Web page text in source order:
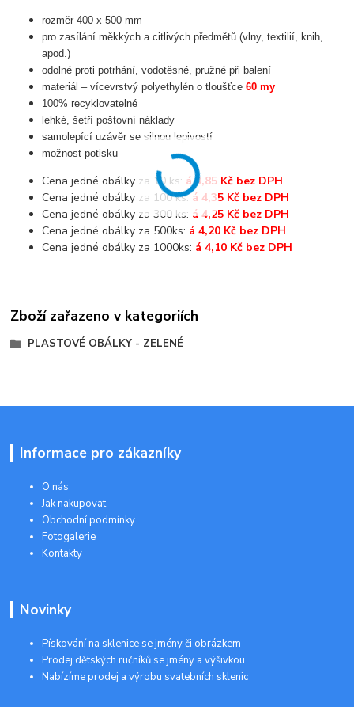
rozměr 400 x 500 mm
pro zasílání měkkých a citlivých předmětů (vlny, textilií, knih,
apod.)
odolné proti potrhání, vodotěsné, pružné při balení
materiál – vícevrstvý polyethylén o tloušťce60 my
100% recyklovatelné
lehké, šetří poštovní náklady
samolepící uzávěr se silnou lepivostí
možnost potisku
Cena jedné obálky za 10 ks: á 4,85 Kč bez DPH
Cena jedné obálky za 100 ks: á 4,35 Kč bez DPH
Cena jedné obálky za 300 ks: á 4,25 Kč bez DPH
Cena jedné obálky za 500ks: á 4,20 Kč bez DPH
Cena jedné obálky za 1000ks: á 4,10 Kč bez DPH
Zboží zařazeno v kategoriích
PLASTOVÉ OBÁLKY - ZELENÉ
Informace pro zákazníky
O nás
Jak nakupovat
Obchodní podmínky
Fotogalerie
Kontakty
Novinky
Pískování na sklenice se jmény či obrázkem
Prodej dětských ručníků se jmény a výšivkou
Nabízíme prodej a výrobu svatebních sklenic